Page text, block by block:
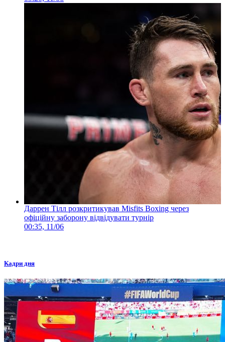
Даррен Тілл розкритикував Misfits Boxing через
офіційну заборону відвідувати турнір
00:35, 11/06
Кадри дня